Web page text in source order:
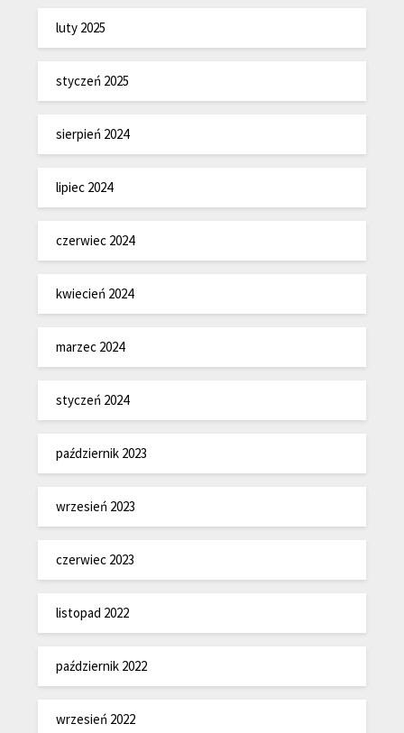
luty 2025
styczeń 2025
sierpień 2024
lipiec 2024
czerwiec 2024
kwiecień 2024
marzec 2024
styczeń 2024
październik 2023
wrzesień 2023
czerwiec 2023
listopad 2022
październik 2022
wrzesień 2022